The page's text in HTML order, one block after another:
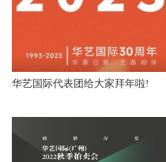
华艺国际代表团给大家拜年啦!